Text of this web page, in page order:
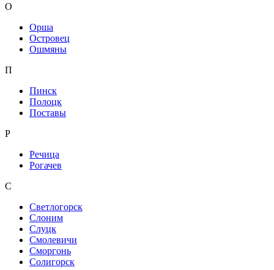
О
Орша
Островец
Ошмяны
П
Пинск
Полоцк
Поставы
Р
Речица
Рогачев
С
Светлогорск
Слоним
Слуцк
Смолевичи
Сморгонь
Солигорск